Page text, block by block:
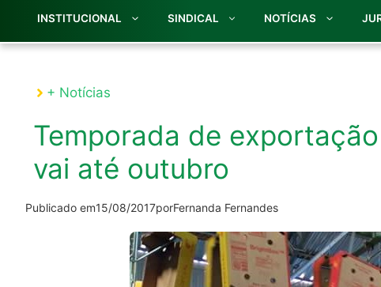
INSTITUCIONAL SINDICAL NOTÍCIAS
+ Notícias
Temporada de
vai até outubro
Publicado em15/08/2017porFernanda Fernandes